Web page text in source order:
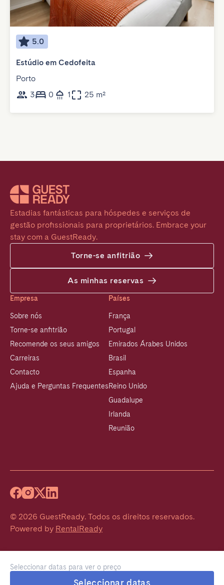
Seleccionar datas para ver o preço
Seleccionar datas
5.0
Estúdio em Cedofeita
Porto
3
0 1 25 m²
Estadias fantásticas para hóspedes e serviços de
gestão profissionais para proprietários. Embrace your
stay com a GuestReady.
Torne-se anfitrião
As minhas reservas
Empresa
Sobre nós
Torne-se anfitrião
Recomende os seus amigos
Carreiras
Contacto
Ajuda e Perguntas Frequentes
Países
França
Portugal
Emirados Árabes Unidos
Brasil
Espanha
Reino Unido
Guadalupe
Irlanda
Reunião
© 2026 GuestReady. Todos os direitos reservados.
Powered by RentalReady